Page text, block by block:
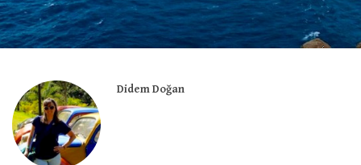
Didem Doğan